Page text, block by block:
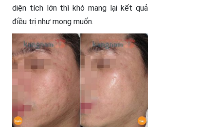
diện tích lớn thì khó mang lại kết quả
điều trị như mong muốn.